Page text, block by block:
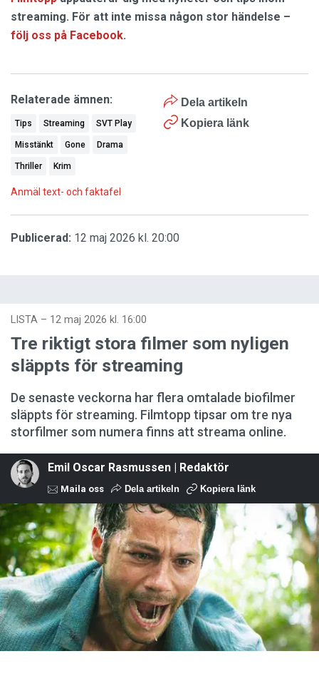
streaming. För att inte missa någon stor händelse –
följ oss på Facebook.
Dela artikeln
Kopiera länk
Relaterade ämnen:
Tips Streaming SVT Play
Misstänkt Gone Drama
Thriller Krim
Anmäl text- och faktafel
Publicerad: 12 maj 2026 kl. 20:00
LISTA – 12 maj 2026 kl. 16:00
Tre riktigt stora filmer som nyligen
släppts för streaming
De senaste veckorna har flera omtalade biofilmer
släppts för streaming. Filmtopp tipsar om tre nya
storfilmer som numera finns att streama online.
Emil Oscar Rasmussen | Redaktör
Maila oss Dela artikeln Kopiera länk